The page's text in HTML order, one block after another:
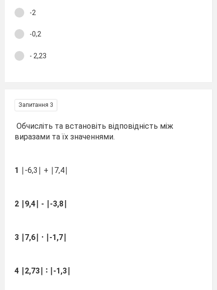
-2
-0,2
- 2,23
Запитання 3
Обчисліть та встановіть відповідність між
виразами та їх значеннями.
1 ∣-6,3∣ + ∣7,4∣
2 ∣9,4∣ - ∣-3,8∣
3 ∣7,6∣ ⋅ ∣-1,7∣
4 ∣2,73∣ ∶ ∣-1,3∣